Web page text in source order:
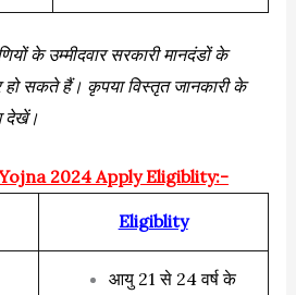
के उम्मीदवार सरकारी मानदंडों के
सकते हैं। कृपया विस्तृत जानकारी के
देखें।
2024 Apply Eligiblity:-
Eligiblity
आयु 21 से 24 वर्ष के